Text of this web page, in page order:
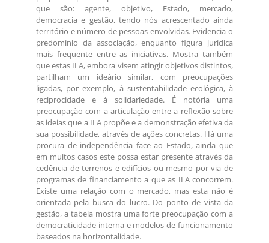
que são: agente, objetivo, Estado, mercado,
democracia e gestão, tendo nós acrescentado ainda
território e número de pessoas envolvidas. Evidencia o
predomínio da associação, enquanto figura jurídica
mais frequente entre as iniciativas. Mostra também
que estas ILA, embora visem atingir objetivos distintos,
partilham um ideário similar, com preocupações
ligadas, por exemplo, à sustentabilidade ecológica, à
reciprocidade e à solidariedade. É notória uma
preocupação com a articulação entre a reflexão sobre
as ideias que a ILA propõe e a demonstração efetiva da
sua possibilidade, através de ações concretas. Há uma
procura de independência face ao Estado, ainda que
em muitos casos este possa estar presente através da
cedência de terrenos e edifícios ou mesmo por via de
programas de financiamento a que as ILA concorrem.
Existe uma relação com o mercado, mas esta não é
orientada pela busca do lucro. Do ponto de vista da
gestão, a tabela mostra uma forte preocupação com a
democraticidade interna e modelos de funcionamento
baseados na horizontalidade.